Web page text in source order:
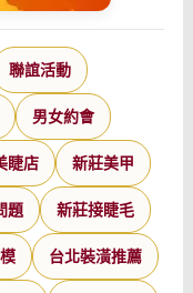
聯誼活動
男女約會
睫店 新莊美甲
題 新莊接睫毛
台北裝潢推薦